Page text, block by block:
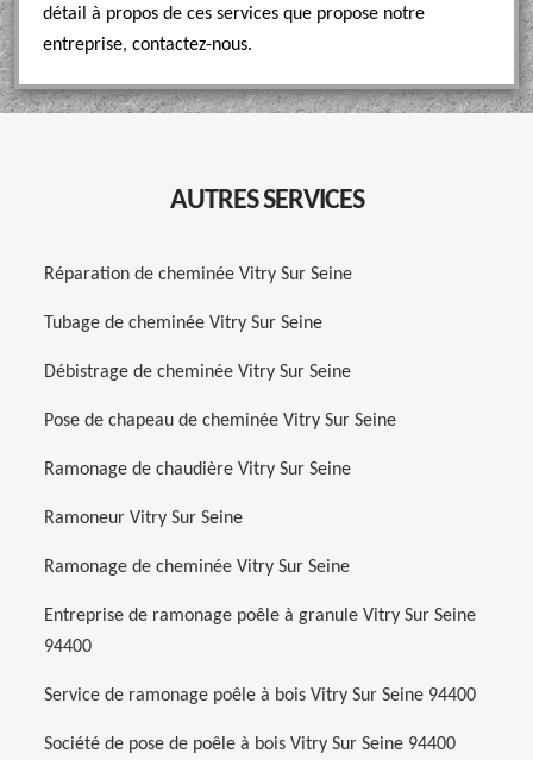
détail à propos de ces services que propose notre
entreprise, contactez-nous.
AUTRES SERVICES
Réparation de cheminée Vitry Sur Seine
Tubage de cheminée Vitry Sur Seine
Débistrage de cheminée Vitry Sur Seine
Pose de chapeau de cheminée Vitry Sur Seine
Ramonage de chaudière Vitry Sur Seine
Ramoneur Vitry Sur Seine
Ramonage de cheminée Vitry Sur Seine
Entreprise de ramonage poêle à granule Vitry Sur Seine
94400
Service de ramonage poêle à bois Vitry Sur Seine 94400
Société de pose de poêle à bois Vitry Sur Seine 94400